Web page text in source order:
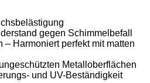
gegen Schimmelbefall
– Harmoniert perfekt mit matten
Metalloberflächen
und UV-Beständigkeit